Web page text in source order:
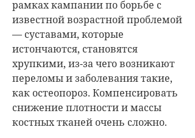
рамках кампании по борьбе с
известной возрастной проблемой
— суставами, которые
истончаются, становятся
хрупкими, из-за чего возникают
переломы и заболевания такие,
как остеопороз. Компенсировать
снижение плотности и массы
костных тканей очень сложно.